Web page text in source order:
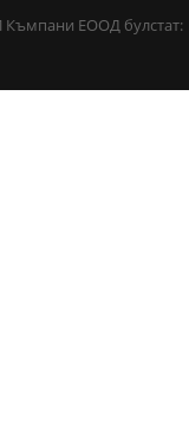
Къмпани ЕООД булстат: